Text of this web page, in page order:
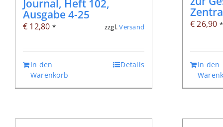
Journal, Heft 102,
Ausgabe 4-25
€ 12,80 * zzgl.Versand
In den
Warenkorb
Details
€26,90 *
In den